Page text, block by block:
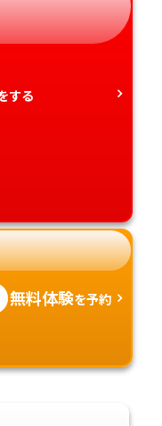
する
無料体験を予約